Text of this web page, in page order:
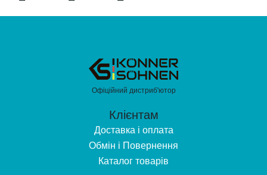
Офіційний дистриб'ютор
Клієнтам
Доставка і оплата
Обмін і Повернення
Каталог товарів